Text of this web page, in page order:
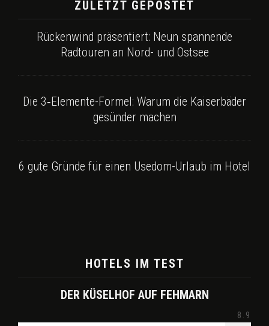
ZULETZT GEPOSTET
Rückenwind präsentiert: Neun spannende
Radtouren an Nord- und Ostsee
Die 3‑Elemente-Formel: Warum die Kaiserbäder
gesünder machen
6 gute Gründe für einen Usedom-Urlaub im Hotel
HOTELS IM TEST
DER KÜSELHOF AUF FEHMARN
8.9